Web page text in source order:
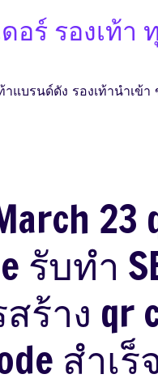
อร์ รองเท้า
าแบรนด์ดัง รองเท้านำเ
รับทำ
ร้าง qr
สำเร็